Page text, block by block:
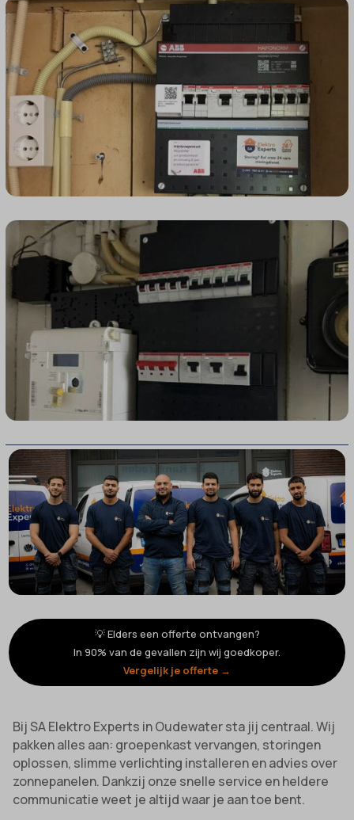
💡 Elders een offerte ontvangen?
In 90% van de gevallen zijn wij goedkoper.
Vergelijk je offerte →
Bij SA Elektro Experts in Oudewater sta jij centraal. Wij
pakken alles aan: groepenkast vervangen, storingen
oplossen, slimme verlichting installeren en advies over
zonnepanelen. Dankzij onze snelle service en heldere
communicatie weet je altijd waar je aan toe bent.